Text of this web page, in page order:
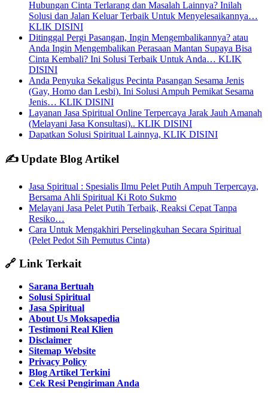
Hubungan Cinta Terlarang dan Masalah Lainnya? Inilah
Solusi dan Jalan Keluar Terbaik Untuk Menyelesaikannya…
KLIK DISINI
Ditinggal Pergi Pasangan, Ingin Mengembalikannya? atau
Anda Ingin Mengembalikan Perasaan Mantan Supaya Bisa
Cinta Kembali? Ini Solusi Terbaik Untuk Anda… KLIK
DISINI
Anda Penyuka Sekaligus Pecinta Pasangan Sesama Jenis
(Gay, Homo dan Lesbi). Ini Solusi Ampuh Pemikat Sesama
Jenis… KLIK DISINI
Layanan Jasa Spiritual Online Terpercaya Jarak Jauh Amanah
(Melayani Jasa Konsultasi).. KLIK DISINI
Dapatkan Solusi Spiritual Lainnya, KLIK DISINI
✍️ Update Blog Artikel
Jasa Spiritual : Spesialis Ilmu Pelet Putih Ampuh Terpercaya,
Bersama Ahli Spiritual Ki Roto Sukmo
Melayani Jasa Pelet Putih Terbaik, Reaksi Cepat Tanpa
Resiko…
Cara Untuk Mengakhiri Perselingkuhan Secara Spiritual
(Pelet Pedot Sih Pemutus Cinta)
🔗 Link Terkait
Sarana Bertuah
Solusi Spiritual
Jasa Spiritual
About Us Moksapedia
Testimoni Real Klien
Disclaimer
Sitemap Website
Privacy Policy
Blog Artikel Terkini
Cek Resi Pengiriman Anda